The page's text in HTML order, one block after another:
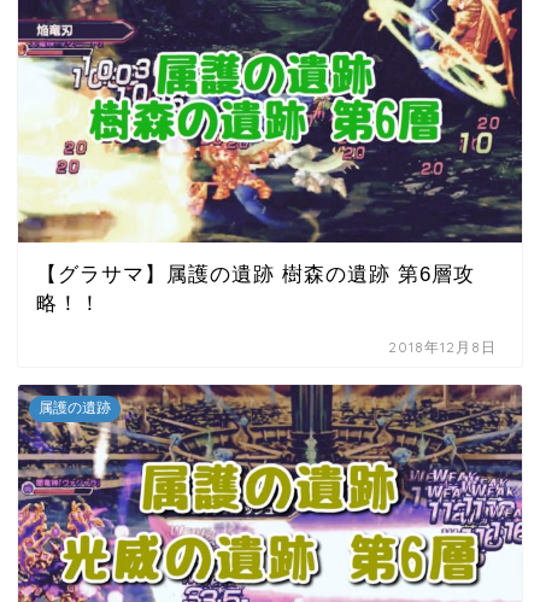
【グラサマ】属護の遺跡 樹森の遺跡 第6層攻
略！！
2018年12月8日
属護の遺跡